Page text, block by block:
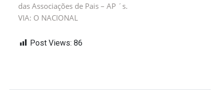
das Associações de Pais – AP ´s.
VIA: O NACIONAL
Post Views: 86